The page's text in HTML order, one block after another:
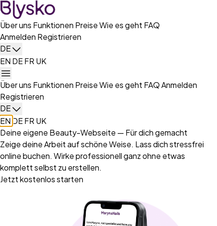
Über uns Funktionen PreiseWie es geht FAQ
Anmelden Registrieren
DE
EN DEFR UK
Über uns Funktionen PreiseWie es geht FAQAnmelden
Registrieren
DE
EN DEFR UK
Deine eigene Beauty-Webseite — Für dich gemacht
Zeige deine Arbeit auf schöne Weise. Lass dich stressfrei
online buchen. Wirke professionell ganz ohne etwas
komplett selbst zu erstellen.
Jetzt kostenlos starten